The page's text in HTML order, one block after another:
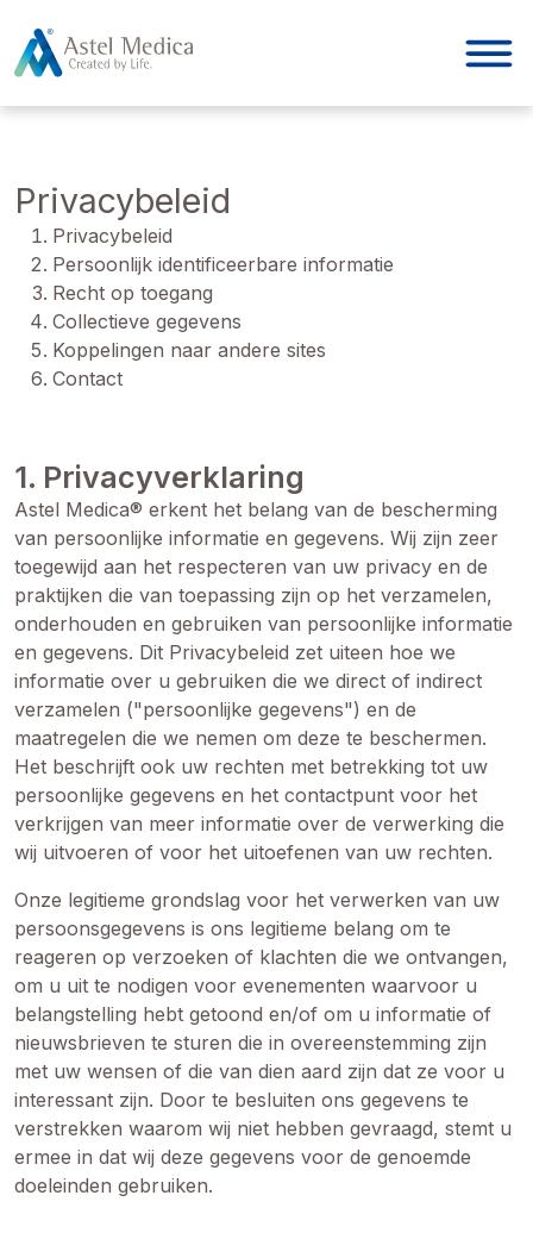
Privacybeleid
Privacybeleid
Persoonlijk identificeerbare informatie
Recht op toegang
Collectieve gegevens
Koppelingen naar andere sites
Contact
1. Privacyverklaring
Astel Medica® erkent het belang van de bescherming
van persoonlijke informatie en gegevens. Wij zijn zeer
toegewijd aan het respecteren van uw privacy en de
praktijken die van toepassing zijn op het verzamelen,
onderhouden en gebruiken van persoonlijke informatie
en gegevens. Dit Privacybeleid zet uiteen hoe we
informatie over u gebruiken die we direct of indirect
verzamelen ("persoonlijke gegevens") en de
maatregelen die we nemen om deze te beschermen.
Het beschrijft ook uw rechten met betrekking tot uw
persoonlijke gegevens en het contactpunt voor het
verkrijgen van meer informatie over de verwerking die
wij uitvoeren of voor het uitoefenen van uw rechten.
Onze legitieme grondslag voor het verwerken van uw
persoonsgegevens is ons legitieme belang om te
reageren op verzoeken of klachten die we ontvangen,
om u uit te nodigen voor evenementen waarvoor u
belangstelling hebt getoond en/of om u informatie of
nieuwsbrieven te sturen die in overeenstemming zijn
met uw wensen of die van dien aard zijn dat ze voor u
interessant zijn. Door te besluiten ons gegevens te
verstrekken waarom wij niet hebben gevraagd, stemt u
ermee in dat wij deze gegevens voor de genoemde
doeleinden gebruiken.